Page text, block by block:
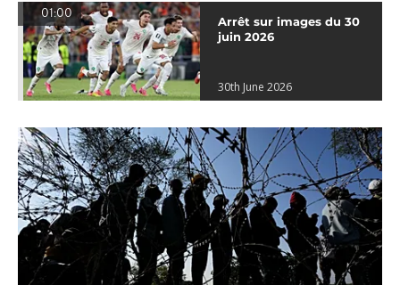
01:00
Arrêt sur images du 30
juin 2026
30th June 2026